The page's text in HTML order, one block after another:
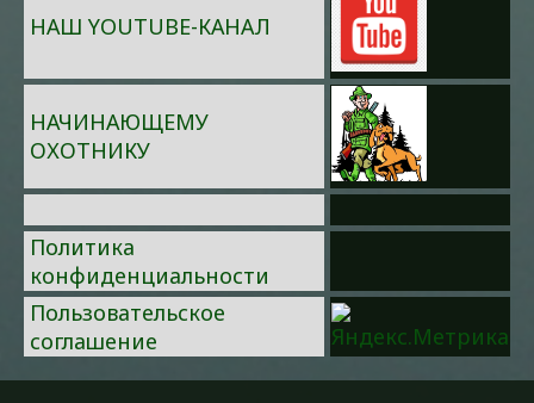
НАШ YOUTUBE-КАНАЛ
НАЧИНАЮЩЕМУ
ОХОТНИКУ
Политика
конфиденциальности
Пользовательское
соглашение